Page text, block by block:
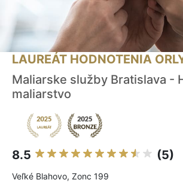
LAUREÁT HODNOTENIA
Maliarske služby Bratislava -
maliarstvo
8.5 (5)
Veľké Blahovo, Zonc 199